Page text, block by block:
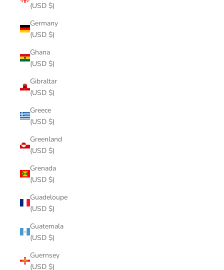
(USD $)
Germany
(USD $)
Ghana
(USD $)
Gibraltar
(USD $)
Greece
(USD $)
Greenland
(USD $)
Grenada
(USD $)
Guadeloupe
(USD $)
Guatemala
(USD $)
Guernsey
(USD $)